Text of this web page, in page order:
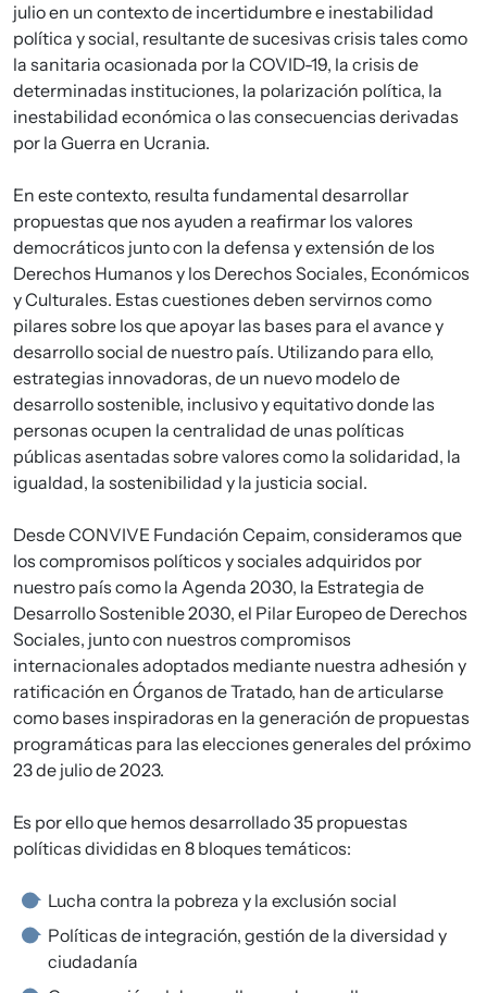
julio en un contexto de incertidumbre e inestabilidad
política y social, resultante de sucesivas crisis tales como
la sanitaria ocasionada por la COVID-19, la crisis de
determinadas instituciones, la polarización política, la
inestabilidad económica o las consecuencias derivadas
por la Guerra en Ucrania.
En este contexto, resulta fundamental desarrollar
propuestas que nos ayuden a reafirmar los valores
democráticos junto con la defensa y extensión de los
Derechos Humanos y los Derechos Sociales, Económicos
y Culturales. Estas cuestiones deben servirnos como
pilares sobre los que apoyar las bases para el avance y
desarrollo social de nuestro país. Utilizando para ello,
estrategias innovadoras, de un nuevo modelo de
desarrollo sostenible, inclusivo y equitativo donde las
personas ocupen la centralidad de unas políticas
públicas asentadas sobre valores como la solidaridad, la
igualdad, la sostenibilidad y la justicia social.
Desde CONVIVE Fundación Cepaim, consideramos que
los compromisos políticos y sociales adquiridos por
nuestro país como la Agenda 2030, la Estrategia de
Desarrollo Sostenible 2030, el Pilar Europeo de Derechos
Sociales, junto con nuestros compromisos
internacionales adoptados mediante nuestra adhesión y
ratificación en Órganos de Tratado, han de articularse
como bases inspiradoras en la generación de propuestas
programáticas para las elecciones generales del próximo
23 de julio de 2023.
Es por ello que hemos desarrollado 35 propuestas
políticas divididas en 8 bloques temáticos:
Lucha contra la pobreza y la exclusión social
Políticas de integración, gestión de la diversidad y
ciudadanía